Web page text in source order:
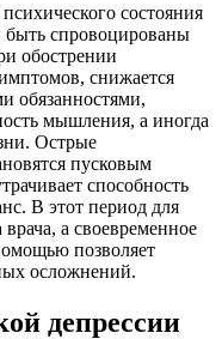
состояния
быть спровоцированы
обострении
снижается
обязанностями,
мышления, а иногда
Острые
пусковым
способность
В этот период для
а своевременное
позволяет
осложнений.
депрессии